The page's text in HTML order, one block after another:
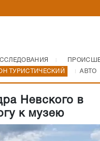
ТУРИСТИЧЕСКИЙ АВТО
Невского в
к музею